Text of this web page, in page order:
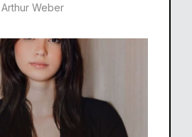
Arthur Weber